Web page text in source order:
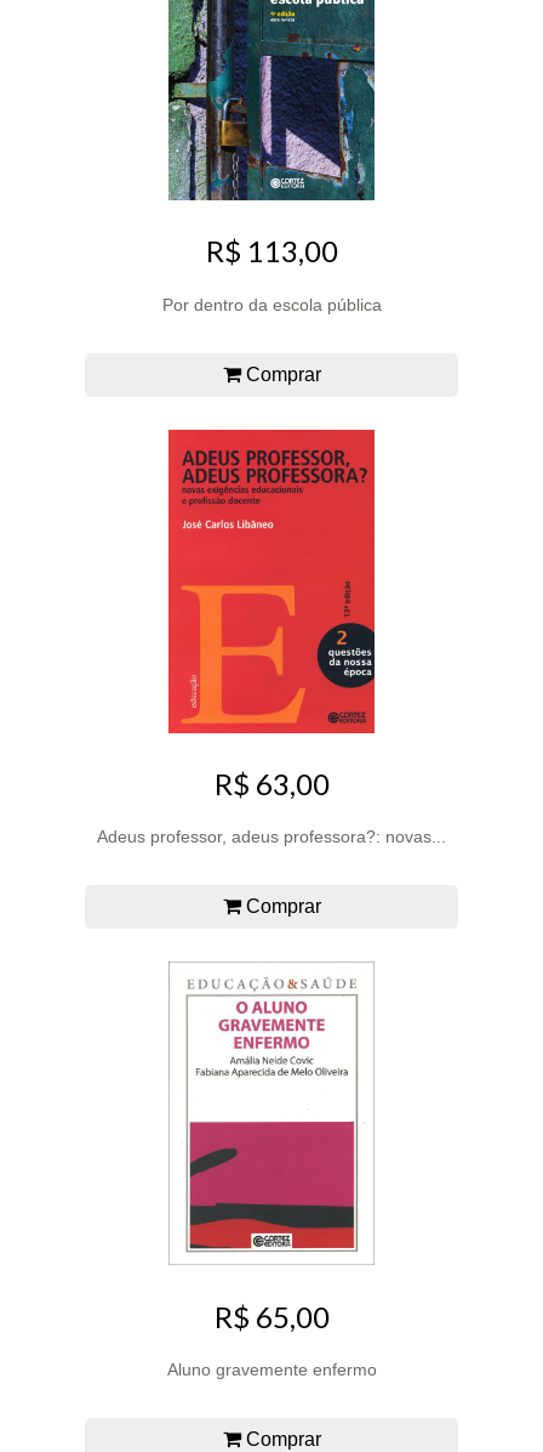
R$ 113,00
Por dentro da escola pública
Comprar
R$ 63,00
Adeus professor, adeus professora?: novas...
Comprar
R$ 65,00
Aluno gravemente enfermo
Comprar